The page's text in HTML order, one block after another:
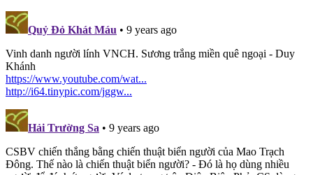
Quỷ Đỏ Khát Máu • 9 years ago
Vinh danh người lính VNCH. Sương trắng miền quê ngoại - Duy
Khánh
https://www.youtube.com/wat...
http://i64.tinypic.com/jggw...
Hải Trường Sa • 9 years ago
CSBV chiến thắng bằng chiến thuật biển người của Mao Trạch
Đông. Thế nào là chiến thuật biển người? - Đó là họ dùng nhiều